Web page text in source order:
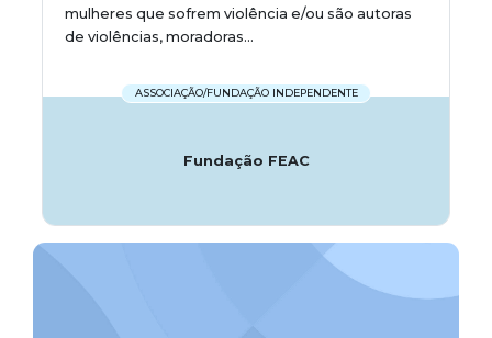
mulheres que sofrem violência e/ou são autoras
de violências, moradoras...
ASSOCIAÇÃO/FUNDAÇÃO INDEPENDENTE
Fundação FEAC